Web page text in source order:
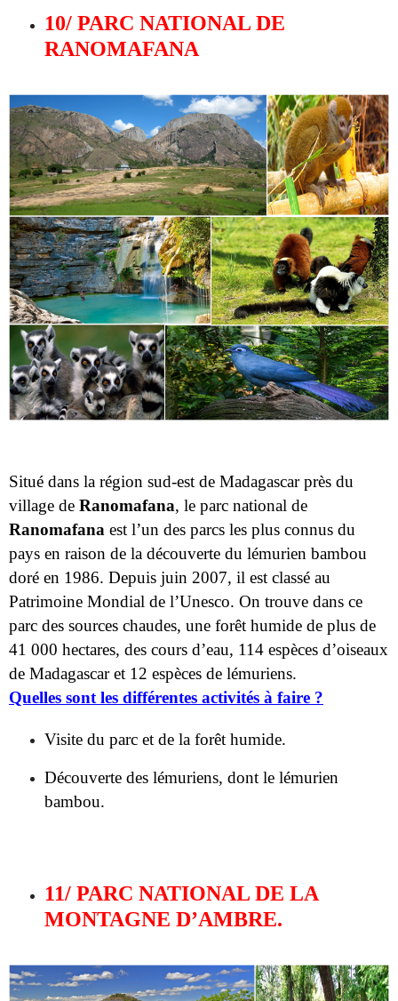
Situé dans la région sud-est de Madagascar près du
village deRanomafana, le parc national de
pays en raison de la découverte du lémurien bambou
doré en 1986. Depuis juin 2007, il est classé au
Patrimoine Mondial de l’Unesco. On trouve dans ce
parc des sources chaudes, une forêt humide de plus de
41 000 hectares, des cours d’eau, 114 espèces d’oiseaux
de Madagascar et 12 espèces de lémuriens.
Quelles sont les différentes activités à faire ?
Visite du parc et de la forêt humide.
Découverte des lémuriens, dont le lémurien
11/ PARC NATIONAL DE LA